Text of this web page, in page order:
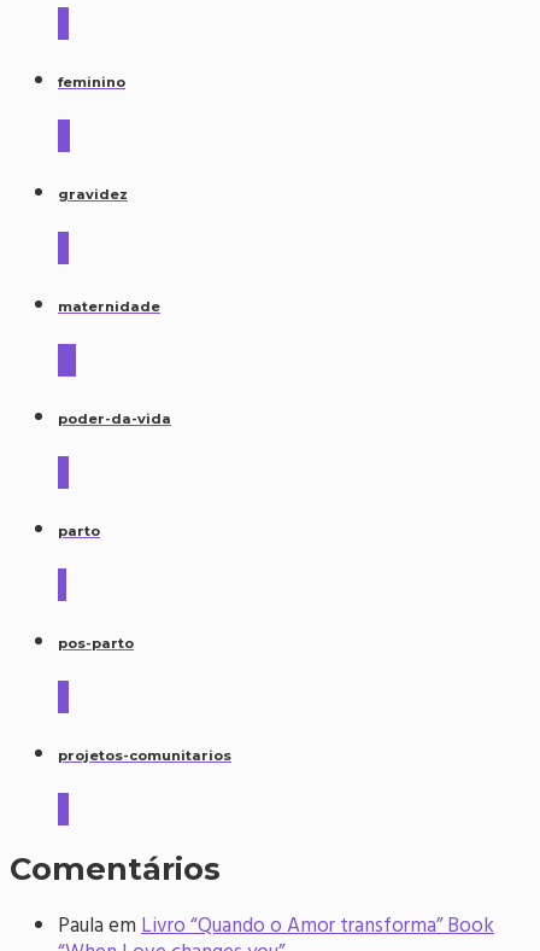
feminino
gravidez
maternidade
poder-da-vida
parto
pos-parto
projetos-comunitarios
Comentários
PaulaemLivro “Quando o Amor transforma” Book